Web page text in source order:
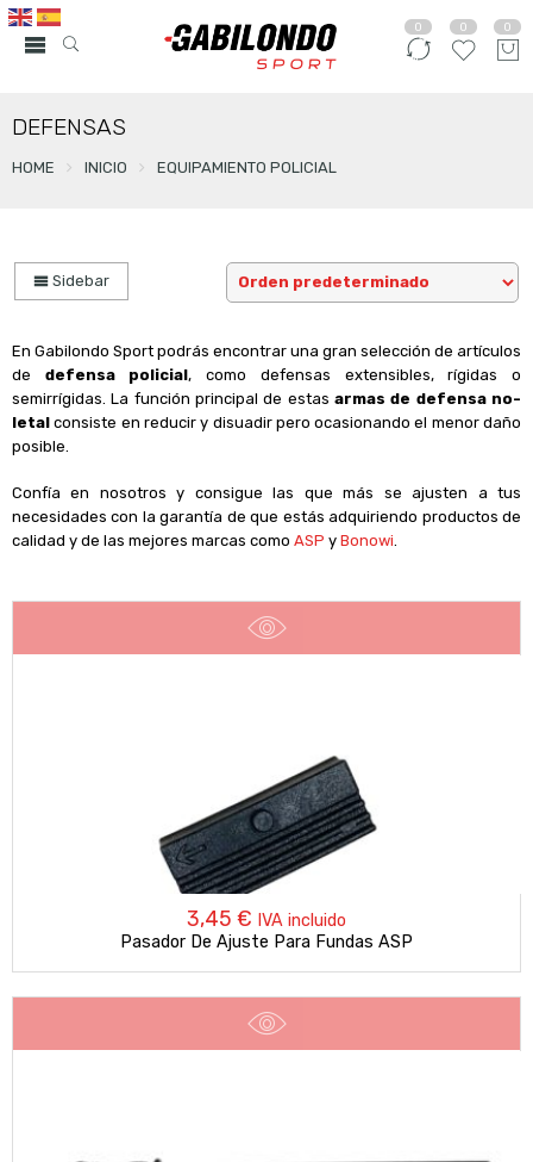
0 0 0
DEFENSAS
HOME INICIO EQUIPAMIENTO POLICIAL
Sidebar
En Gabilondo Sport podrás encontrar una gran selección de artículos
de defensa policial, como defensas extensibles, rígidas o
semirrígidas. La función principal de estasarmas de defensa no-
letal consiste en reducir y disuadir pero ocasionando el menor daño
posible.
Confía en nosotros y consigue las que más se ajusten a tus
necesidades con la garantía de que estás adquiriendo productos de
calidad y de las mejores marcas como ASP y Bonowi.
3,45 € IVA incluido
Pasador De Ajuste Para Fundas ASP